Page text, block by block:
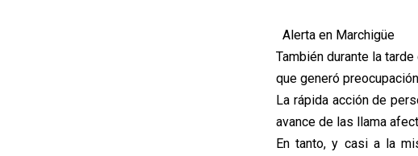
Alerta en Marchigüe
También durante la
que generó
La rápida acción de
avance de las llama
En tanto, y casi a la